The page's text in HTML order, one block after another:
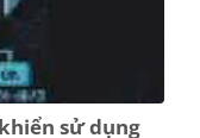
sử dụng